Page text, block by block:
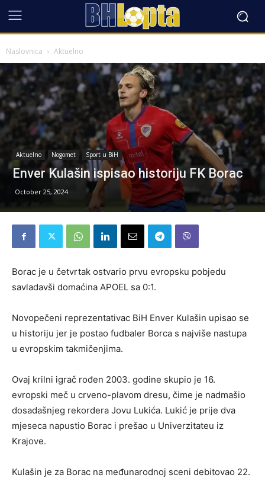
Naslovnica Aktuelno
Aktuelno Nogomet Sport u BiH
Enver Kulašin ispisao historiju FK Borac
October 25, 2024
Borac je u četvrtak ostvario prvu evropsku pobjedu
savladavši domaćina APOEL sa 0:1.
Novopečeni reprezentativac BiH Enver Kulašin upisao se
u historiju jer je postao fudbaler Borca s najviše nastupa
u evropskim takmičenjima.
Ovaj krilni igrač rođen 2003. godine skupio je 16.
evropski meč u crveno-plavom dresu, čime je nadmašio
dosadašnjeg rekordera Jovu Lukića. Lukić je prije dva
mjeseca napustio Borac i prešao u Univerzitateu iz
Krajove.
Kulašin je za Borac na međunarodnoj sceni debitovao 22.